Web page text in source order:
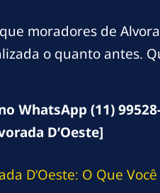
moradores de
o quanto antes.
WhatsApp (11)
D’Oeste]
D’Oeste: O Que